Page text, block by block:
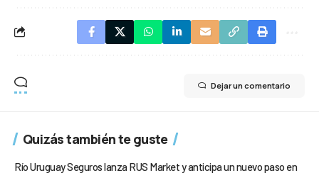
Dejar un comentario
Quizás también te guste
Río Uruguay Seguros lanza RUS Market y anticipa un nuevo paso en